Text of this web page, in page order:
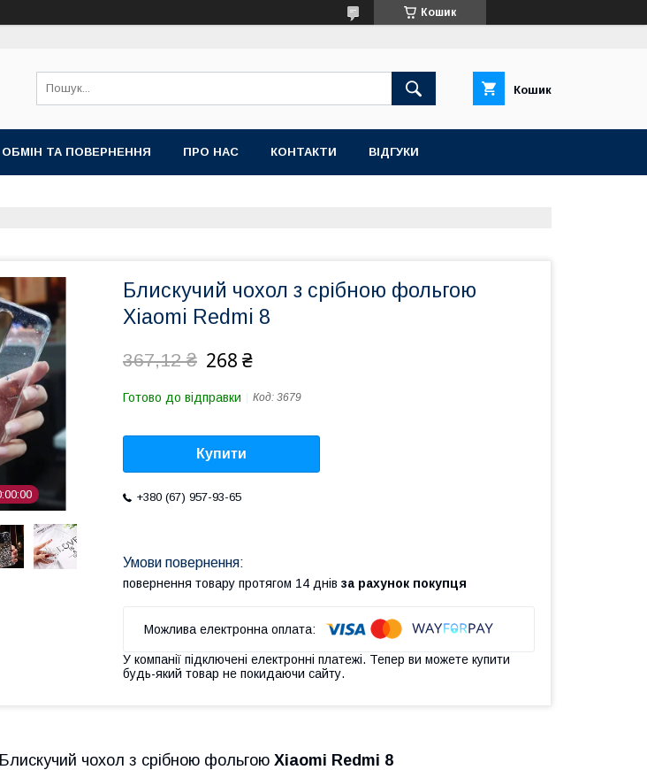
Кошик
Кошик
ОБМІН ТА ПОВЕРНЕННЯ ПРО НАС КОНТАКТИ ВІДГУКИ
00 00
Блискучий чохол з срібною фольгою
Xiaomi Redmi 8
367,12 ₴ 268 ₴
Готово до відправки Код: 3679
Купити
+380 (67) 957-93-65
повернення товару протягом 14 днів за рахунок покупця
У компанії підключені електронні платежі. Тепер ви можете купити
будь-який товар не покидаючи сайту.
Блискучий чохол з срібною фольгою Xiaomi Redmi 8